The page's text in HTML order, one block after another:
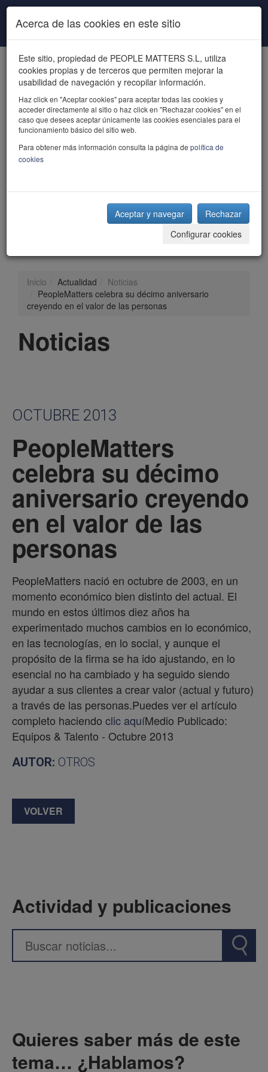
Pasar al contenido principal
powered by talent
Inicio Actualidad
Noticias
PeopleMatters celebra su décimo aniversario
creyendo en el valor de las personas
Noticias
OCTUBRE 2013
PeopleMatters
celebra su décimo
aniversario creyendo
en el valor de las
personas
PeopleMatters nació en octubre de 2003, en un
momento económico bien distinto del actual. El
mundo en estos últimos diez años ha
experimentado muchos cambios en lo económico,
en las tecnologías, en lo social, y aunque el
propósito de la firma se ha ido ajustando, en lo
esencial no ha cambiado y ha seguido siendo
ayudar a sus clientes a crear valor (actual y futuro)
a través de las personas.Puedes ver el artículo
completo haciendo clic aquíMedio Publicado:
Equipos & Talento - Octubre 2013
AUTOR: OTROS
VOLVER
Actividad y publicaciones
Quieres saber más de este
tema… ¿Hablamos?
Acerca de las cookies en este sitio
Este sitio, propiedad de PEOPLE MATTERS S.L, utiliza
cookies propias y de terceros que permiten mejorar la
usabilidad de navegación y recopilar información.
Haz click en "Aceptar cookies" para aceptar todas las cookies y
acceder directamente al sitio o haz click en "Rechazar cookies" en el
caso que desees aceptar únicamente las cookies esenciales para el
funcionamiento básico del sitio web.
Para obtener más información consulta la página de política de
cookies
Aceptar y navegar
Rechazar
Configurar cookies